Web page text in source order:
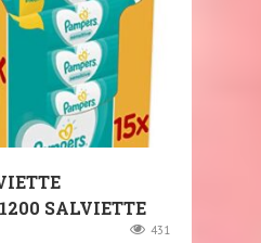
SALVIETTE
431